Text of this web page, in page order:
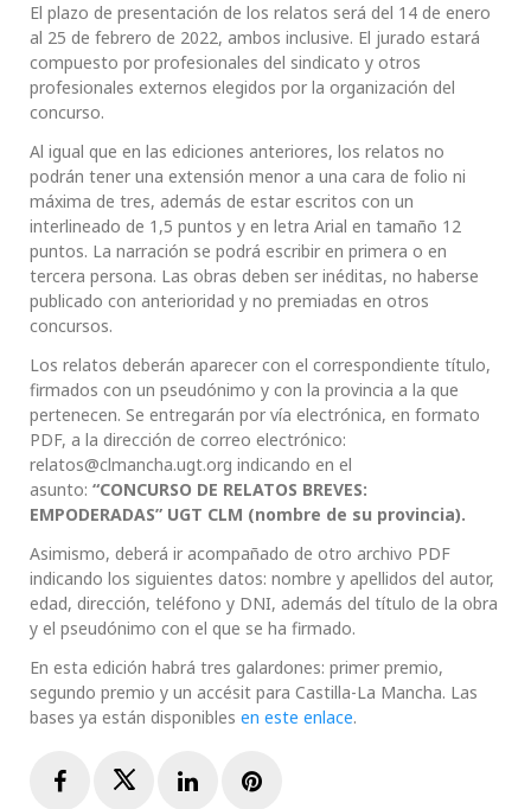
El plazo de presentación de los relatos será del 14 de enero
al 25 de febrero de 2022, ambos inclusive. El jurado estará
compuesto por profesionales del sindicato y otros
profesionales externos elegidos por la organización del
concurso.
Al igual que en las ediciones anteriores, los relatos no
podrán tener una extensión menor a una cara de folio ni
máxima de tres, además de estar escritos con un
interlineado de 1,5 puntos y en letra Arial en tamaño 12
puntos. La narración se podrá escribir en primera o en
tercera persona. Las obras deben ser inéditas, no haberse
publicado con anterioridad y no premiadas en otros
concursos.
Los relatos deberán aparecer con el correspondiente título,
firmados con un pseudónimo y con la provincia a la que
pertenecen. Se entregarán por vía electrónica, en formato
PDF, a la dirección de correo electrónico:
relatos@clmancha.ugt.org indicando en el
asunto: “CONCURSO DE RELATOS BREVES:
EMPODERADAS” UGT CLM (nombre de su provincia).
Asimismo, deberá ir acompañado de otro archivo PDF
indicando los siguientes datos: nombre y apellidos del autor,
edad, dirección, teléfono y DNI, además del título de la obra
y el pseudónimo con el que se ha firmado.
En esta edición habrá tres galardones: primer premio,
segundo premio y un accésit para Castilla-La Mancha. Las
bases ya están disponibles en este enlace.
FacebookTwitterLinkedInPinterest